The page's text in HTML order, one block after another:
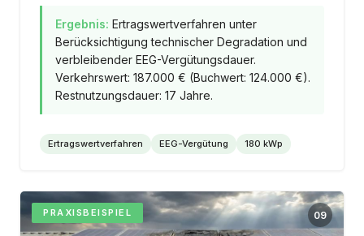
Ergebnis: Ertragswertverfahren unter
Berücksichtigung technischer Degradation und
verbleibender EEG-Vergütungsdauer.
Verkehrswert: 187.000 € (Buchwert: 124.000 €).
Restnutzungsdauer: 17 Jahre.
Ertragswertverfahren EEG-Vergütung 180 kWp
PRAXISBEISPIEL 09